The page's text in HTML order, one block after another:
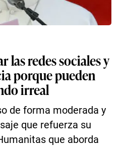
las redes sociales y
porque pueden
irreal
de forma moderada y
que refuerza su
que aborda